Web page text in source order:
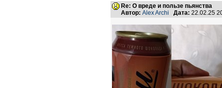
Re: О вреде и пользе пьянства
Автор: Аlex Archi Дата: 22.02.25